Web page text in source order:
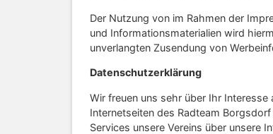
Der Nutzung von im Rahmen der
und Informationsmaterialien wird
unverlangten Zusendung von
Datenschutzerklärung
Wir freuen uns sehr über Ihr
Internetseiten des Radteam
Services unsere Vereins über unsere